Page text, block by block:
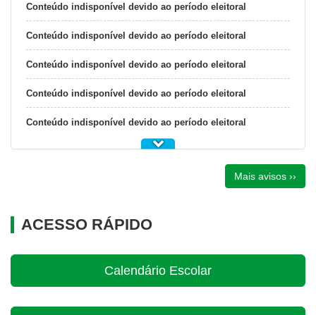
Conteúdo indisponível devido ao período eleitoral
Conteúdo indisponível devido ao período eleitoral
Conteúdo indisponível devido ao período eleitoral
Conteúdo indisponível devido ao período eleitoral
Conteúdo indisponível devido ao período eleitoral
Mais avisos ››
ACESSO RÁPIDO
Calendário Escolar